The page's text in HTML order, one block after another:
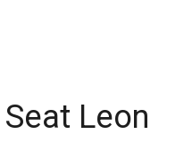
Leon